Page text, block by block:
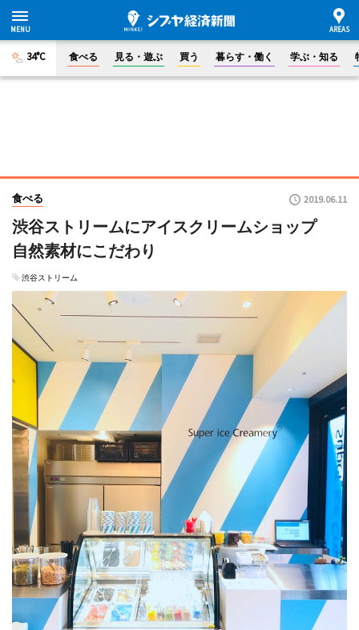
34°C 食べる 見る・遊ぶ 買う 暮らす・働く 学ぶ・知る
食べる 2019.06.11
渋谷ストリームにアイスクリームショップ
自然素材にこだわり
渋谷ストリーム